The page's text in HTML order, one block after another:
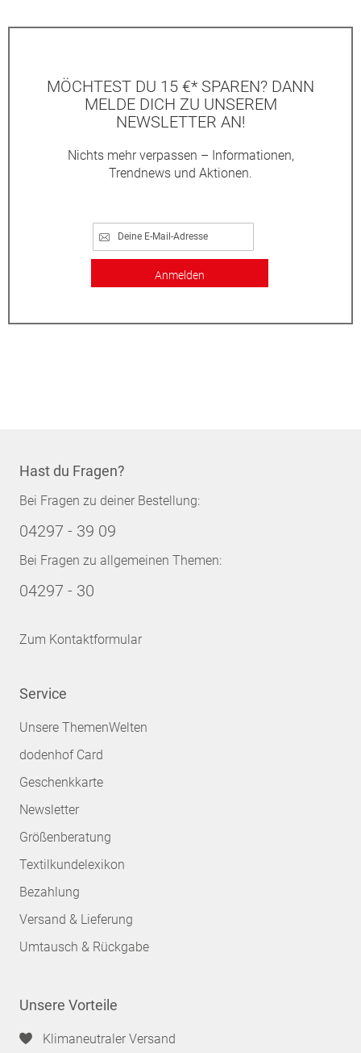
MÖCHTEST DU 15 €* SPAREN? DANN
MELDE DICH ZU UNSEREM
NEWSLETTER AN!
Nichts mehr verpassen – Informationen,
Trendnews und Aktionen.
Anmelden
Hast du Fragen?
Bei Fragen zu deiner Bestellung:
04297 - 39 09
Bei Fragen zu allgemeinen Themen:
04297 - 30
Zum Kontaktformular
Service
Unsere ThemenWelten
dodenhof Card
Geschenkkarte
Newsletter
Größenberatung
Textilkundelexikon
Bezahlung
Versand & Lieferung
Umtausch & Rückgabe
Unsere Vorteile
Klimaneutraler Versand